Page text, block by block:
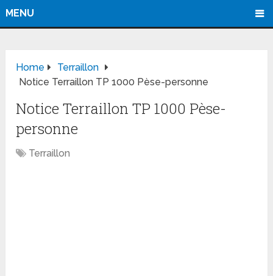
MENU
Home
Terraillon
Notice Terraillon TP 1000 Pèse-personne
Notice Terraillon TP 1000 Pèse-
personne
Terraillon